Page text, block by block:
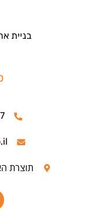
בניית
תוצרת הארץ 3, פתח תקווה